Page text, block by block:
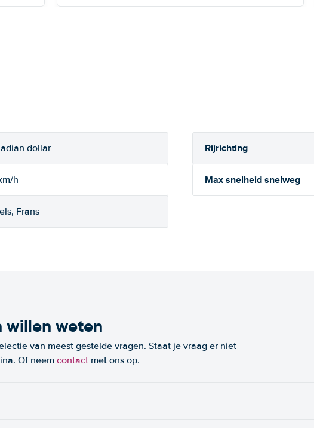
dollar Rijrichting
h Max snelheid snelweg
Frans
willen weten
van meest gestelde vragen. Staat je vraag er niet
Of neem contact met ons op.